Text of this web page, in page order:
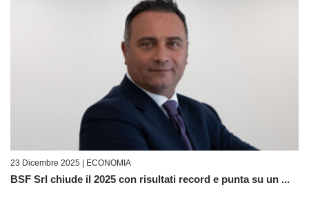
23 Dicembre 2025 | ECONOMIA
BSF Srl chiude il 2025 con risultati record e punta su un ...